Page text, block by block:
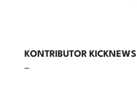
KONTRIBUTOR KICKNEWS
–